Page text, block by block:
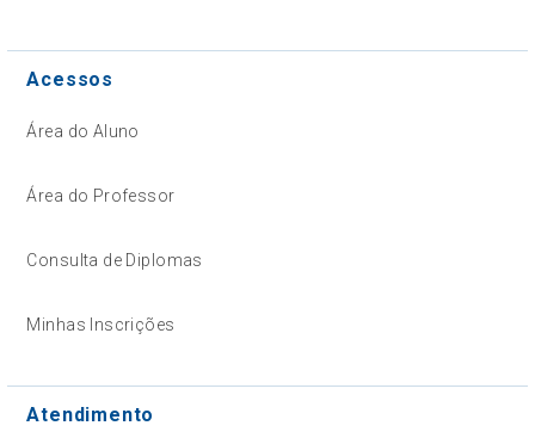
Acessos
Área do Aluno
Área do Professor
Consulta de Diplomas
Minhas Inscrições
Atendimento